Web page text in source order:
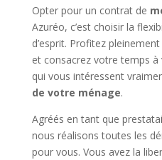
Opter pour un contrat de
Azuréo, c’est choisir la
d’esprit. Profitez
et consacrez votre temps
qui vous intéressent
de votre ménage.
Agréés en tant que
nous réalisons toutes les
pour vous. Vous avez la